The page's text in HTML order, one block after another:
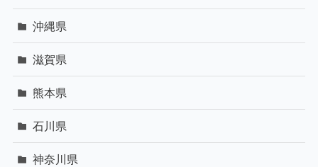
沖縄県
滋賀県
熊本県
石川県
神奈川県